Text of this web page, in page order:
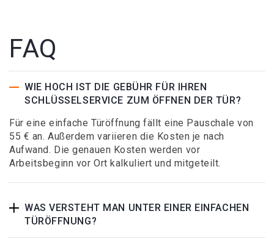
FAQ
WIE HOCH IST DIE GEBÜHR FÜR IHREN
SCHLÜSSELSERVICE ZUM ÖFFNEN DER TÜR?
Für eine einfache Türöffnung fällt eine Pauschale von
55 € an. Außerdem variieren die Kosten je nach
Aufwand. Die genauen Kosten werden vor
Arbeitsbeginn vor Ort kalkuliert und mitgeteilt.
WAS VERSTEHT MAN UNTER EINER EINFACHEN
TÜRÖFFNUNG?